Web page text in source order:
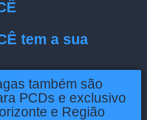
tem a sua
também são
PCDs e exclusivo
e Região